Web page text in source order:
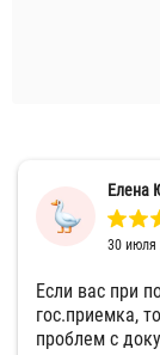
Елена
30 июля
Если вас при
гос.приемка,
проблем с документами.